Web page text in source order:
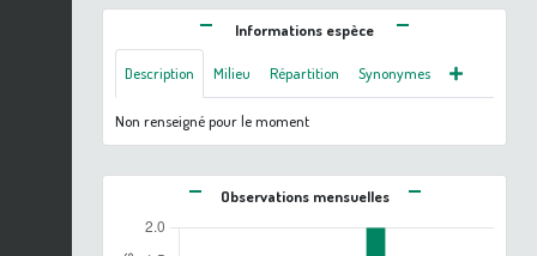
Informations espèce
Description Milieu Répartition Synonymes
Non renseigné pour le moment
Observations mensuelles